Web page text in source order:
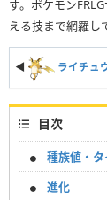
す。ポケモン
える技まで網羅し
◀ ライチュ
目次
種族値・
進化